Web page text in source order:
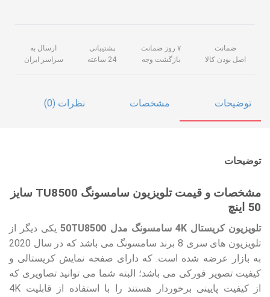
ضمانت
اصل بودن کالا
۷ روز ضمانت
بازگشت وجه
پشتیبانی
24 ساعته
ارسال به
سراسر ایران
توضیحات مشخصات نظرات (0)
توضیحات
مشخصات و قیمت تلویزیون سامسونگ TU8500 سایز
50 اینچ
تلویزیون کریستال 4K سامسونگ مدل 50TU8500
یکی دیگر از
تلویزیون های سری 8 برند سامسونگ می باشد که در سال 2020
به بازار عرضه شده است. که دارای صفحه نمایش کریستالی و
کیفیت تصویر فورکی می باشد؛ البته شما می توانید تصاویری که
از کیفیت پایینی برخوردار هستند را با استفاده از قابلیت 4K